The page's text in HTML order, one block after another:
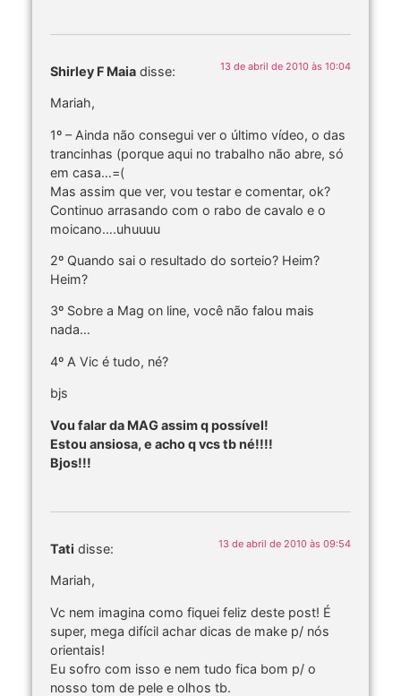
Shirley F Maia disse: 13 de abril de 2010 às 10:04
Mariah,
1º – Ainda não consegui ver o último vídeo, o das
trancinhas (porque aqui no trabalho não abre, só
em casa…=(
Mas assim que ver, vou testar e comentar, ok?
Continuo arrasando com o rabo de cavalo e o
moicano….uhuuuu
2º Quando sai o resultado do sorteio? Heim?
Heim?
3º Sobre a Mag on line, você não falou mais
nada…
4º A Vic é tudo, né?
bjs
Vou falar da MAG assim q possível!
Estou ansiosa, e acho q vcs tb né!!!!
Bjos!!!
Tati disse: 13 de abril de 2010 às 09:54
Mariah,
Vc nem imagina como fiquei feliz deste post! É
super, mega difícil achar dicas de make p/ nós
orientais!
Eu sofro com isso e nem tudo fica bom p/ o
nosso tom de pele e olhos tb.